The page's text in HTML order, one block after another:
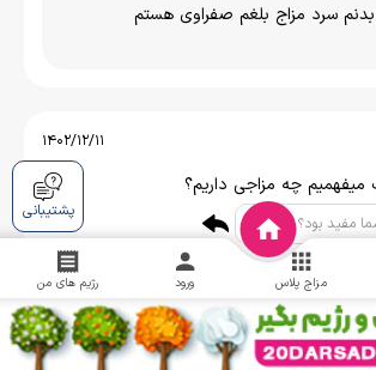
سرد مزاج بلغم صفراوی هستم
1402/12/11
چه مزاجی داریم؟
مفید بود؟ 0
1402/12/12
پشتیبانی
مزاج پلاس ورود رژیم های من